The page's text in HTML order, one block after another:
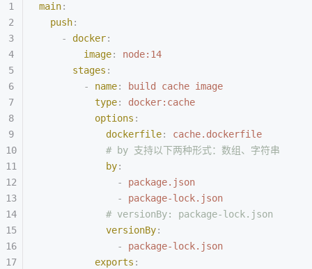
main:
  push
:
    -
docker:
        image
:
node:14
      stages
:
        -
name:
build cache image
          type
:
docker:cache
          options
:
            dockerfile
:
cache.dockerfile
            # by 支持以下两种形式：数组、字符串
            by
:
              -
package.json
              -
package-lock.json
            # versionBy: package-lock.json
            versionBy
:
              -
package-lock.json
          exports
: